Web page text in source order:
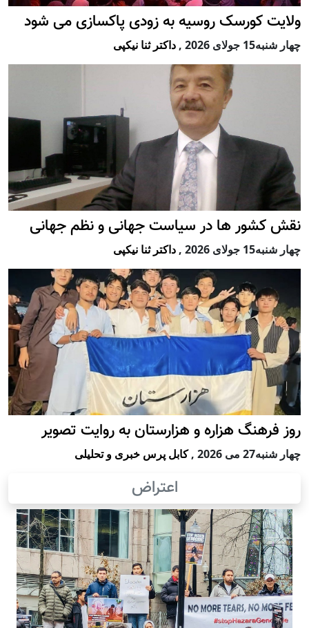
ولایت کورسک روسیه به زودی پاکسازی می شود
چهار شنبه15 جولای 2026 , داکتر ثنا نیکپی
نقش کشور ها در سیاست جهانی و نظم جهانی
چهار شنبه15 جولای 2026 , داکتر ثنا نیکپی
روز فرهنگ هزاره و هزارستان به روایت تصویر
چهار شنبه27 می 2026 ,کابل پرس خبری و تحلیلی
اعتراض